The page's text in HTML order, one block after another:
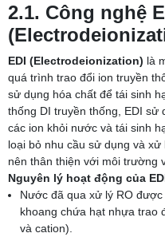
2.1. Công nghệ
EDI (Electrodeionization) là
quá trình trao đổi ion truyền
sử dụng hóa chất để tái sinh
thống DI truyền thống, EDI sử
các ion khỏi nước và tái sinh
loại bỏ nhu cầu sử dụng và
nên thân thiện với môi trường
Nguyên lý hoạt động của
Nước đã qua xử lý RO
khoang chứa hạt nhựa trao
và cation).